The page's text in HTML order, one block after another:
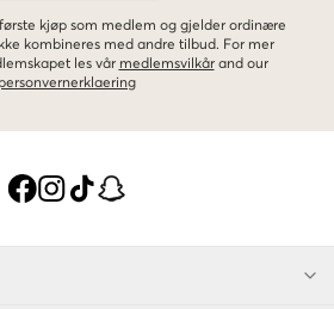
kjøp som medlem og gjelder ordinære
kombineres med andre tilbud. For mer
les vår medlemsvilkår and our
personvernerklaering